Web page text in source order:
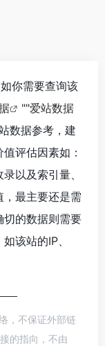
你需要查询该
""爱站数据
数据参考，建
评估因素如：
以及索引量、
最主要还是需
切的数据则需要
该站的IP、
，不保证外部链
的指向，不由